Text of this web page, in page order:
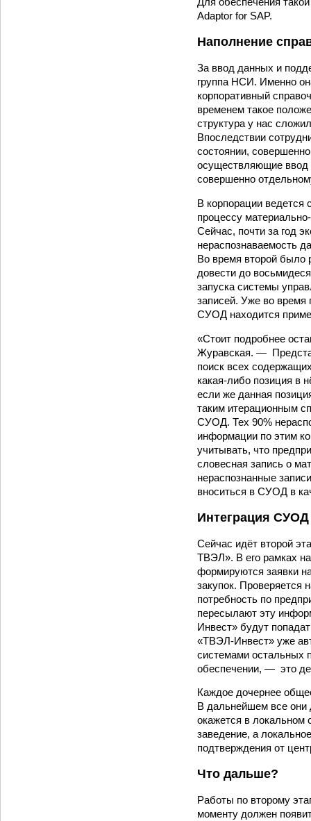
Adaptor for SAP.
Наполнение
За ввод данных и
группа НСИ. Именно
корпоративный
временем такое
структура у нас
Впоследствии
состоянии,
осуществляющие ввод
совершенно
В корпорации ведется
процессу
Сейчас, почти за год
нераспознаваемость
Во время второй было
довести до
запуска системы
записей. Уже во время
СУОД находится
«Стоит подробнее
Журавская. —
поиск всех
какая‑либо позиция в
если же данная
таким итерационным
СУОД. Тех 90%
информации по этим
учитывать, что
словесная запись о
нераспознанные
вноситься в СУОД в
Интеграция СУОД
Сейчас идёт второй
ТВЭЛ». В его рамках
формируются заявки
закупок. Проверяется
потребность по
пересылают эту
Инвест» будут
«ТВЭЛ-Инвест» уже
системами остальных
обеспечении, — это
Каждое дочернее
В дальнейшем все они
окажется в локальном
заведение, а
подтверждения от
Что дальше?
Работы по второму
моменту должен